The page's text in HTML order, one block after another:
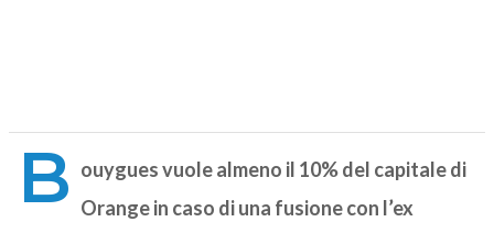
B ouygues vuole almeno il 10% del capitale di
Orange in caso di una fusione con l’ex